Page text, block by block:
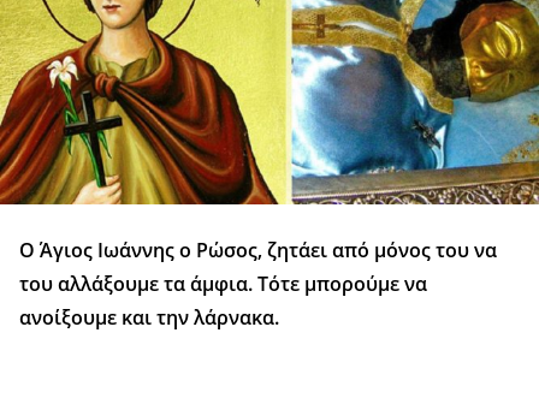
Ο Άγιος Ιωάννης ο Ρώσος, ζητάει από μόνος του να
του αλλάξουμε τα άμφια. Τότε μπορούμε να
ανοίξουμε και την λάρνακα.